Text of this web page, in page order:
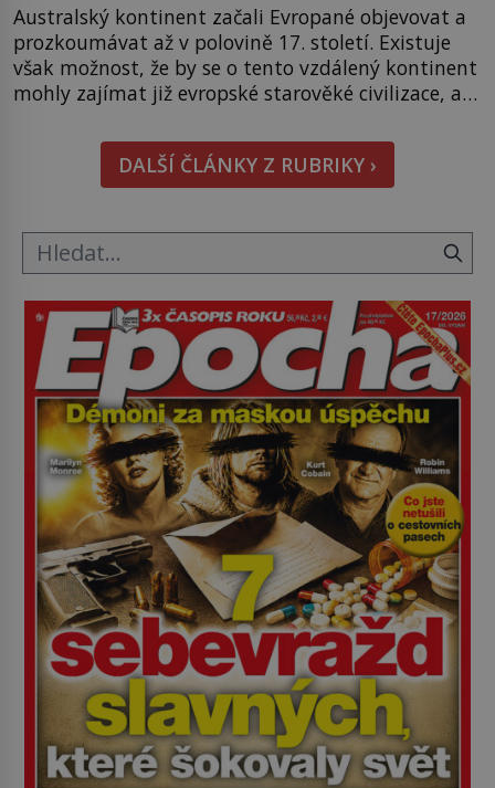
Australský kontinent začali Evropané objevovat a
prozkoumávat až v polovině 17. století. Existuje
však možnost, že by se o tento vzdálený kontinent
mohly zajímat již evropské starověké civilizace, a
zakreslovali do map záhadný kontinent Terra
Australis – Jižní zemi. Proč? Do jisté míry to byl
smysl pro […]
DALŠÍ ČLÁNKY Z RUBRIKY ›